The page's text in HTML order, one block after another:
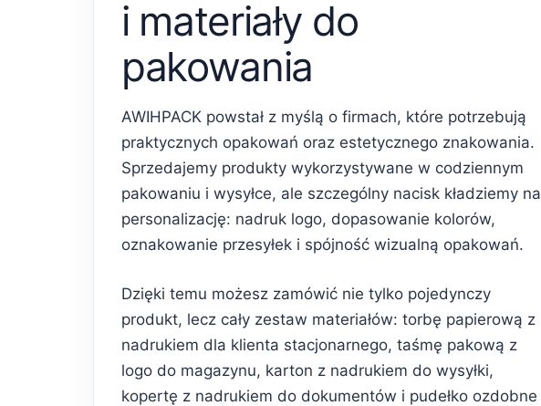
i materiały do
pakowania
AWIHPACK powstał z myślą o firmach, które potrzebują
praktycznych opakowań oraz estetycznego znakowania.
Sprzedajemy produkty wykorzystywane w codziennym
pakowaniu i wysyłce, ale szczególny nacisk kładziemy na
personalizację: nadruk logo, dopasowanie kolorów,
oznakowanie przesyłek i spójność wizualną opakowań.
Dzięki temu możesz zamówić nie tylko pojedynczy
produkt, lecz cały zestaw materiałów: torbę papierową z
nadrukiem dla klienta stacjonarnego, taśmę pakową z
logo do magazynu, karton z nadrukiem do wysyłki,
kopertę z nadrukiem do dokumentów i pudełko ozdobne